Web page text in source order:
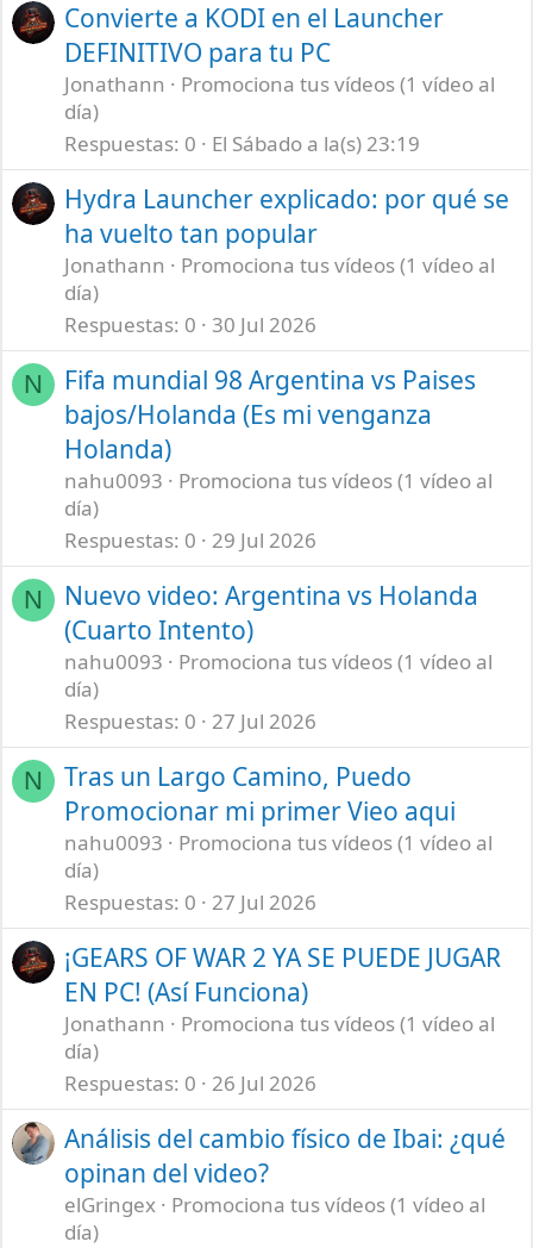
Convierte a KODI en el Launcher
DEFINITIVO para tu PC
Jonathann
Promociona tus vídeos (1 vídeo al
día)
Respuestas 0 El Sábado a la(s) 23:19
Hydra Launcher explicado: por qué se
ha vuelto tan popular
Jonathann
Promociona tus vídeos (1 vídeo al
día)
Respuestas 0 30 Jul 2026
N
Fifa mundial 98 Argentina vs Paises
bajos/Holanda (Es mi venganza
Holanda)
nahu0093
Promociona tus vídeos (1 vídeo al
día)
Respuestas 0 29 Jul 2026
N
Nuevo video: Argentina vs Holanda
(Cuarto Intento)
nahu0093
Promociona tus vídeos (1 vídeo al
día)
Respuestas 0 27 Jul 2026
N
Tras un Largo Camino, Puedo
Promocionar mi primer Vieo aqui
nahu0093
Promociona tus vídeos (1 vídeo al
día)
Respuestas 0 27 Jul 2026
¡GEARS OF WAR 2 YA SE PUEDE JUGAR
EN PC! (Así Funciona)
Jonathann
Promociona tus vídeos (1 vídeo al
día)
Respuestas 0 26 Jul 2026
Análisis del cambio físico de Ibai: ¿qué
opinan del video?
elGringex
Promociona tus vídeos (1 vídeo al
día)